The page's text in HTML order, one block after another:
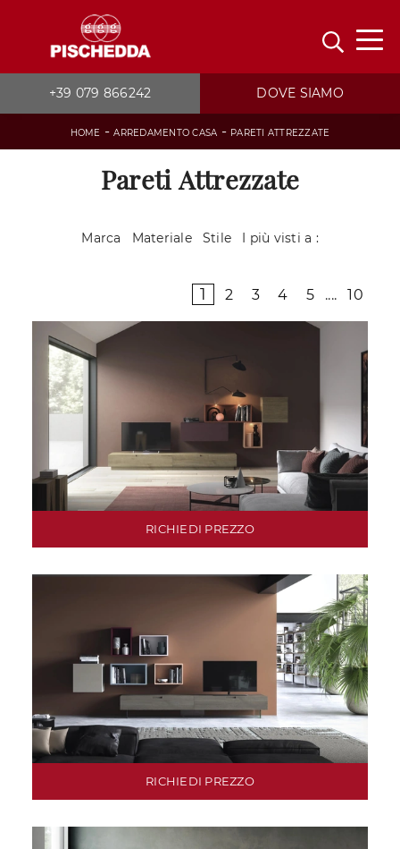
+39 079 866242 DOVE SIAMO
HOME -ARREDAMENTO CASA - PARETI ATTREZZATE
Pareti Attrezzate
Marca Materiale Stile I più visti a :
1 2 3 4 5 .... 10
RICHIEDI PREZZO
RICHIEDI PREZZO